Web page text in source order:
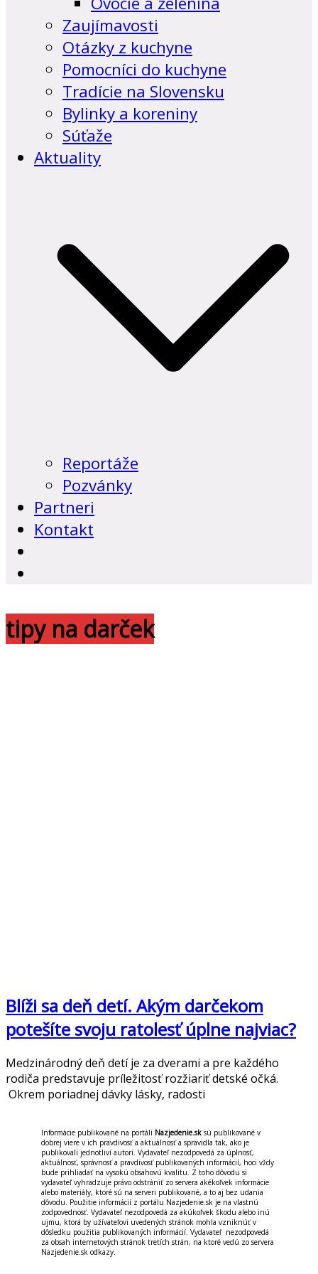
Zaujímavosti
Otázky z kuchyne
Pomocníci do kuchyne
Tradície na Slovensku
Bylinky a koreniny
Súťaže
Aktuality
Reportáže
Pozvánky
Partneri
Kontakt
tipy na darček
Blíži sa deň detí. Akým darčekom
potešíte svoju ratolesť úplne najviac?
Medzinárodný deň detí je za dverami a pre každého
rodiča predstavuje príležitosť rozžiariť detské očká.
Okrem poriadnej dávky lásky, radosti
Informácie publikované na portáli Nazjedenie.sk sú publikované v
dobrej viere v ich pravdivosť a aktuálnosť a spravidla tak, ako je
publikovali jednotliví autori. Vydavateľ nezodpovedá za úplnosť,
aktuálnosť, správnosť a pravdivosť publikovaných informácií, hoci vždy
bude prihliadať na vysokú obsahovú kvalitu. Z toho dôvodu si
vydavateľ vyhradzuje právo odstrániť zo servera akékoľvek informácie
alebo materiály, ktoré sú na serveri publikované, a to aj bez udania
dôvodu. Použitie informácií z portálu Nazjedenie.sk je na vlastnú
zodpovednosť. Vydavateľ nezodpovedá za akúkoľvek škodu alebo inú
ujmu, ktorá by užívateľovi uvedených stránok mohla vzniknúť v
dôsledku použitia publikovaných informácií. Vydavateľ nezodpovedá
za obsah internetových stránok tretích strán, na ktoré vedú zo servera
Nazjedenie.sk odkazy.